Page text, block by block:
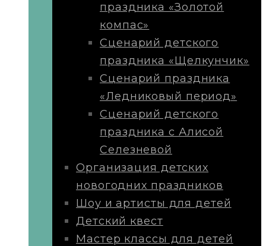
праздника «Золотой
компас»
Сценарий детского
праздника «Щелкунчик»
Сценарий праздника
«Ледниковый период»
Сценарий детского
праздника с Алисой
Селезневой
Организация детских
новогодних праздников
Шоу и артисты для детей
Детский квест
Мастер классы для детей